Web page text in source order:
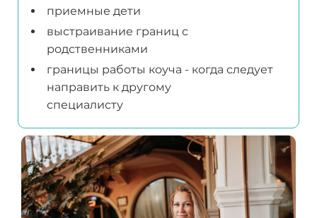
приемные дети
выстраивание границ с
родственниками
границы работы коуча - когда следует
направить к другому
специалисту